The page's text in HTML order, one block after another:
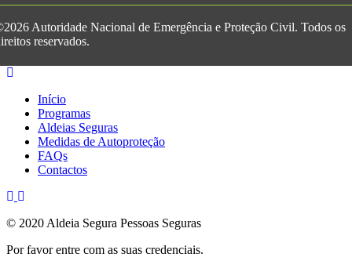
Autoridade Nacional de Emergência e Proteção Civil. Todos os
reservados.
Início
Programas
Aldeias Seguras
Medidas de Autoproteção
FAQs
Contactos
© 2020 Aldeia Segura Pessoas Seguras
Por favor entre com as suas credenciais.